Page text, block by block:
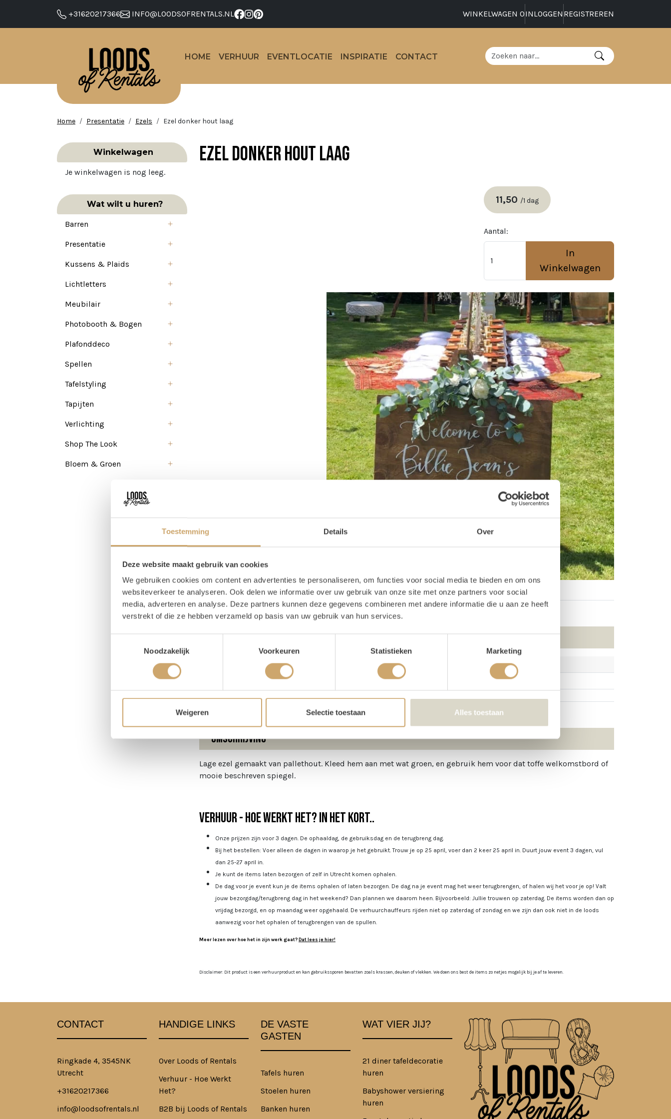
Toestemming Details Over
Deze website maakt gebruik van cookies
We gebruiken cookies om content en advertenties te personaliseren, om functies voor social media te bieden en om ons
websiteverkeer te analyseren. Ook delen we informatie over uw gebruik van onze site met onze partners voor social
media, adverteren en analyse. Deze partners kunnen deze gegevens combineren met andere informatie die u aan ze heeft
verstrekt of die ze hebben verzameld op basis van uw gebruik van hun services.
Noodzakelijk
Voorkeuren Statistieken Marketing
Weigeren Selectie toestaan Alles toestaan
+31620217366 INFO@LOODSOFRENTALS.NL WINKELWAGEN 0INLOGGEN REGISTREREN
HOME VERHUUR EVENTLOCATIE INSPIRATIE CONTACT
Home Presentatie Ezels Ezel donker hout laag
Winkelwagen
Je winkelwagen is nog leeg.
Wat wilt u huren?
Barren
Presentatie
Kussens & Plaids
Lichtletters
Meubilair
Photobooth & Bogen
Plafonddeco
Spellen
Tafelstyling
Tapijten
Verlichting
Shop The Look
Bloem & Groen
Ezel donker hout laag
11,50 /1 dag
Aantal:
In
Winkelwagen
Producteigenschappen
Omschrijving
Lage ezel gemaakt van pallethout. Kleed hem aan met wat groen, en gebruik hem voor dat toffe welkomstbord of
mooie beschreven spiegel.
Verhuur - Hoe werkt het? In het kort..
Onze prijzen zijn voor 3 dagen. De ophaaldag, de gebruiksdag en de terugbreng dag.
Bij het bestellen: Voer alleen de dagen in waarop je het gebruikt. Trouw je op 25 april, voer dan 2 keer 25 april in. Duurt jouw event 3 dagen, vul
dan 25-27 april in.
Je kunt de items laten bezorgen of zelf in Utrecht komen ophalen.
De dag voor je event kun je de items ophalen of laten bezorgen. De dag na je event mag het weer terugbrengen, of halen wij het voor je op! Valt
jouw bezorgdag/terugbreng dag in het weekend? Dan plannen we daarom heen. Bijvoorbeeld: Jullie trouwen op zaterdag. De items worden dan op
vrijdag bezorgd, en op maandag weer opgehaald. De verhuurchauffeurs rijden niet op zaterdag of zondag en we zijn dan ook niet in de loods
aanwezig voor het ophalen of terugbrengen van de spullen.
Meer lezen over hoe het in zijn werk gaat?Dat lees je hier!
Disclaimer: Dit product is een verhuurproduct en kan gebruikssporen bevatten zoals krassen, deuken of vlekken. We doen ons best de items zo netjes mogelijk bij je af te leveren.
CONTACT
Ringkade 4, 3545NK
Utrecht
+31620217366
info@loodsofrentals.nl
HANDIGE LINKS
Over Loods of Rentals
Verhuur - Hoe Werkt
Het?
B2B bij Loods of Rentals
DE VASTE
GASTEN
Tafels huren
Stoelen huren
Banken huren
WAT VIER JIJ?
21 diner tafeldecoratie
huren
Babyshower versiering
huren